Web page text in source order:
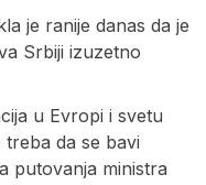
je ranije danas da je
Srbiji izuzetno
u Evropi i svetu
da se bavi
putovanja ministra